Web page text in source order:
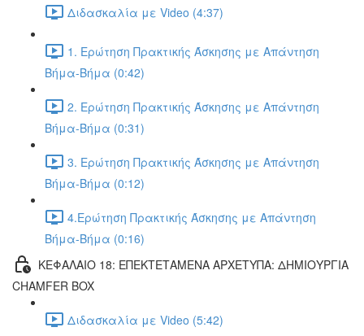
Διδασκαλία με Video (4:37)
1. Ερώτηση Πρακτικής Άσκησης με Απάντηση
Βήμα-Βήμα (0:42)
2. Ερώτηση Πρακτικής Άσκησης με Απάντηση
Βήμα-Βήμα (0:31)
3. Ερώτηση Πρακτικής Άσκησης με Απάντηση
Βήμα-Βήμα (0:12)
4.Ερώτηση Πρακτικής Άσκησης με Απάντηση
Βήμα-Βήμα (0:16)
ΚΕΦΑΛΑΙΟ 18: ΕΠΕΚΤΕΤΑΜΕΝΑ ΑΡΧΕΤΥΠΑ: ΔΗΜΙΟΥΡΓΙΑ
CHAMFER BOX
Διδασκαλία με Video (5:42)